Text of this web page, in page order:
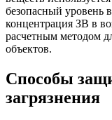
безопасный уровень
концентрация ЗВ в
расчетным методом
объектов.
Способы
загрязнения